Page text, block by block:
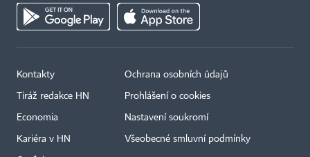
Kontakty
Tiráž redakce HN
Economia
Kariéra v HN
Ochrana osobních údajů
Prohlášení o cookies
Nastavení soukromí
Všeobecné smluvní podmínky